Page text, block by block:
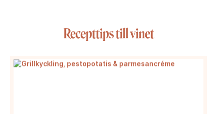
Recepttips till vinet